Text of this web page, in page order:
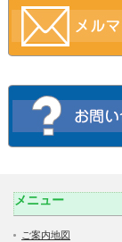
メニュー
ご案内地図